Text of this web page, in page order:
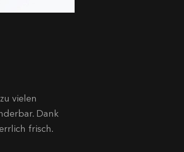
vielen
Dank
frisch.